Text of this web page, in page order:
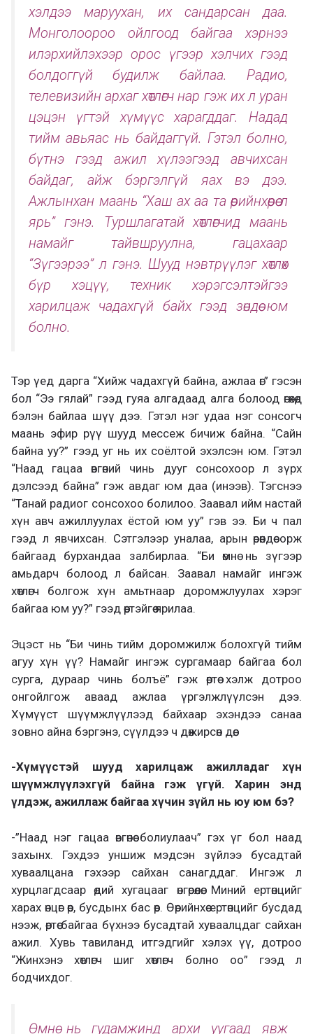
хэлдээ маруухан, их сандарсан даа.
Монголоороо ойлгоод байгаа хэрнээ
илэрхийлэхээр орос үгээр хэлчих гээд
болдоггүй будилж байлаа. Радио,
телевизийн архаг хөтлөгч нар гэж их л уран
цэцэн үгтэй хүмүүс харагддаг. Надад
тийм авьяас нь байдаггүй. Гэтэл болно,
бүтнэ гээд ажил хүлээгээд авчихсан
байдаг, айж бэргэлгүй яах вэ дээ.
Ажлынхан маань “Хаш ах аа та өөрийнхөөрөө л
ярь” гэнэ. Туршлагатай хөтлөгчид маань
намайг тайвшруулна, гацахаар
“Зүгээрээ” л гэнэ. Шууд нэвтрүүлэг хөтлөх
бүр хэцүү, техник хэрэгсэлтэйгээ
харилцаж чадахгүй байх гээд зөндөө юм
болно.
Тэр үед дарга “Хийж чадахгүй байна, ажлаа өг” гэсэн
бол “Ээ гялай” гээд гуяа алгадаад алга болоод өгөхөд
бэлэн байлаа шүү дээ. Гэтэл нэг удаа нэг сонсогч
маань эфир рүү шууд мессеж бичиж байна. “Сайн
байна уу?” гээд уг нь их соёлтой эхэлсэн юм. Гэтэл
“Наад гацаа өвгөний чинь дууг сонсохоор л зүрх
дэлсээд байна” гэж авдаг юм даа (инээв). Тэгснээ
“Танай радиог сонсохоо болилоо. Заавал ийм настай
хүн авч ажиллуулах ёстой юм уу” гэв ээ. Би ч пал
гээд л явчихсан. Сэтгэлээр уналаа, арын өрөөндөө орж
байгаад бурхандаа залбирлаа. “Би өмнө нь зүгээр
амьдарч болоод л байсан. Заавал намайг ингэж
хөтлөгч болгож хүн амьтнаар доромжлуулах хэрэг
байгаа юм уу?” гээд өөртэйгөө ярилаа.
Эцэст нь “Би чинь тийм доромжилж болохгүй тийм
агуу хүн үү? Намайг ингэж сургамаар байгаа бол
сурга, дураар чинь болъё” гэж өөртөө хэлж дотроо
онгойлгож аваад ажлаа үргэлжлүүлсэн дээ.
Хүмүүст шүүмжлүүлээд байхаар эхэндээ санаа
зовно айна бэргэнэ, сүүлдээ ч дөжирсөн дөө.
-Хүмүүстэй шууд харилцаж ажилладаг хүн
шүүмжлүүлэхгүй байна гэж үгүй. Харин энд
үлдэж, ажиллаж байгаа хүчин зүйл нь юу юм бэ?
-”Наад нэг гацаа өвгөнөө болиулаач” гэх үг бол наад
захынх. Гэхдээ уншиж мэдсэн зүйлээ бусадтай
хуваалцана гэхээр сайхан санагддаг. Ингэж л
хурцлагдсаар өдий хугацааг өнгөрөөлөө. Миний ертөнцийг
харах өнцөг өөр, бусдынх бас өөр. Өөрийнхөө ертөнцийг бусдад
нээж, өөртөө байгаа бүхнээ бусадтай хуваалцдаг сайхан
ажил. Хувь тавиланд итгэдгийг хэлэх үү, дотроо
“Жинхэнэ хөтлөгч шиг хөтлөгч болно оо” гээд л
бодчихдог.
Өмнө нь гудамжинд архи уугаад явж